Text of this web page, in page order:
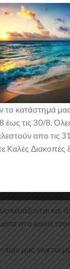
Alfa Romeo
Πλαστικό
τελευταίας
Το
δημιουργία
αντιχαρακτική
όπου
Giulietta
και
στο κουτί
μας γίνεται
κατάστημά μας
έως τις 30/8.
απο τις
Καλές